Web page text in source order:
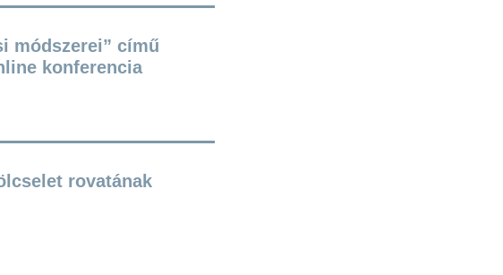
módszerei” című
konferencia
rovatának